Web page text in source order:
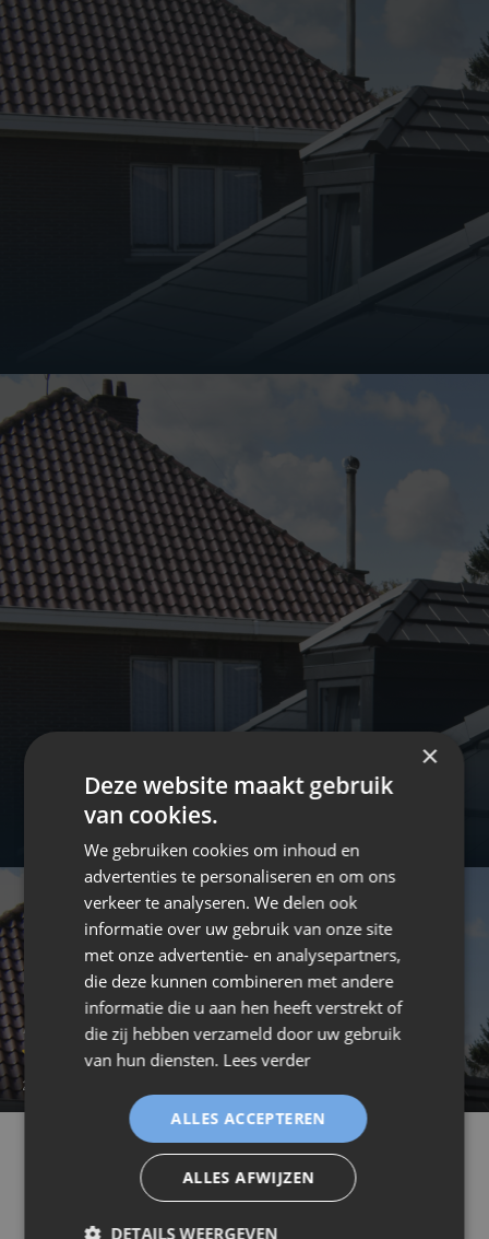
Annie Nuyts (Brecht)
2019-04-03 11:21:33
/Beoordelingen
×
Deze website maakt gebruik
van cookies.
We gebruiken cookies om inhoud en
advertenties te personaliseren en om ons
verkeer te analyseren. We delen ook
informatie over uw gebruik van onze site
met onze advertentie- en analysepartners,
die deze kunnen combineren met andere
informatie die u aan hen heeft verstrekt of
die zij hebben verzameld door uw gebruik
van hun diensten. Lees verder
ALLES ACCEPTEREN
ALLES AFWIJZEN
DETAILS WEERGEVEN